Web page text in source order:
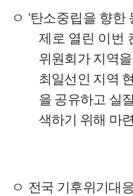
ㅇ '탄소중립을 향한
제로 열린 이번
위원회가 지역
최일선인 지역
을 공유하고 실
색하기 위해 마
ㅇ 전국 기후위기대